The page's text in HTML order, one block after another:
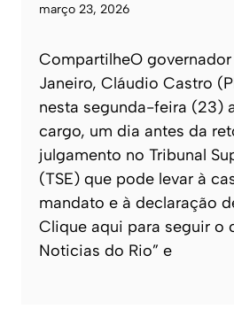
março 23, 2026
CompartilheO
Janeiro, Cláudio Castro
nesta segunda-feira (23)
cargo, um dia antes da
julgamento no Tribunal
(TSE) que pode levar à
mandato e à declaração
Clique aqui para seguir o
Noticias do Rio” e